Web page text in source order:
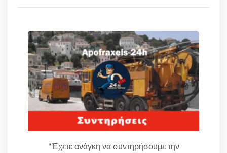
"Έχετε ανάγκη να συντηρήσουμε την